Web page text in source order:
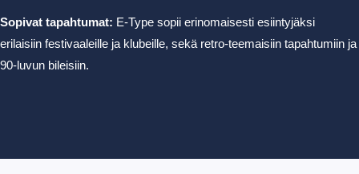
Sopivat tapahtumat: E-Type sopii erinomaisesti esiintyjäksi
erilaisiin festivaaleille ja klubeille, sekä retro-teemaisiin tapahtumiin ja
90-luvun bileisiin.